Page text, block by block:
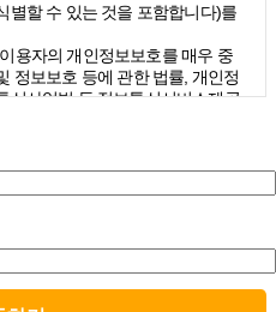
별할 수 있는 것을 포함합니다)를
용자의 개인정보보호를 매우 중
정보보호 등에 관한 법률, 개인정
신사업법 등 정보통신서비스제공
가 제공하는 개인정보가 어떠한
.
를 정하고 있으며, 개인정보처
화에 맞게 변경할 수 있습니다. 그
경우 버전번호 등을 부여하여
아볼 수 있도록 하고 있습니다.